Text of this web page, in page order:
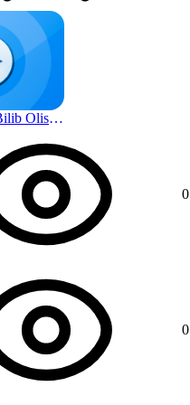
30 Yoshgacha Bilib Olishingiz Shart Bo'lgan Hayot Qoidalari | Donolik Sari
0
0